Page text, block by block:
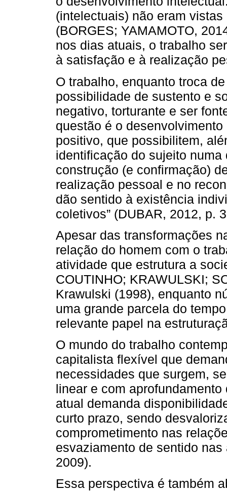
(intelectuais) não eram
(BORGES; YAMAMOTO,
nos dias atuais, o trabalho
à satisfação e à realização
O trabalho, enquanto troca
possibilidade de sustento e
negativo, torturante e ser
questão é o
positivo, que possibilitem,
identificação do sujeito
construção (e confirmação)
realização pessoal e no
dão sentido à existência
coletivos” (DUBAR, 2012, p.
Apesar das transformações
relação do homem com o
atividade que estrutura a
COUTINHO; KRAWULSKI;
Krawulski (1998), enquanto
uma grande parcela do
relevante papel na
O mundo do trabalho
capitalista flexível que
necessidades que surgem,
linear e com
atual demanda
curto prazo, sendo
comprometimento nas
esvaziamento de sentido
2009).
Essa perspectiva é também